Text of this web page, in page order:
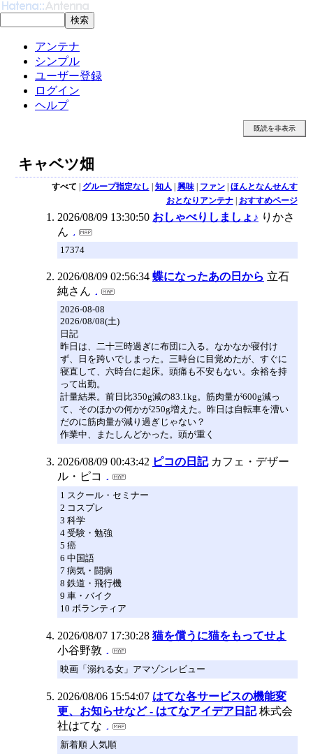
アンテナ
シンプル
ユーザー登録
ログイン
ヘルプ
既読を非表示
キャベツ畑
すべて グループ指定なし 知人 興味| ファン| ほんとなんせんす
おとなりアンテナ| おすすめページ
2026/08/09 13:30:50 おしゃべりしましょ♪ りかさ
ん
17374
2026/08/09 02:56:34 蝶になったあの日から 立石
純さん
2026-08-08
2026/08/08(土)
日記
昨日は、二十三時過ぎに布団に入る。なかなか寝付け
ず、日を跨いでしまった。三時台に目覚めたが、すぐに
寝直して、六時台に起床。頭痛も不安もない。余裕を持
って出勤。
計量結果。前日比350g減の83.1kg。筋肉量が600g減っ
て、そのほかの何かが250g増えた。昨日は自転車を漕い
だのに筋肉量が減り過ぎじゃない？
作業中、またしんどかった。頭が重く
2026/08/09 00:43:42 ピコの日記 カフェ・デザー
ル・ピコ
1 スクール・セミナー
2 コスプレ
3 科学
4 受験・勉強
5 癌
6 中国語
7 病気・闘病
8 鉄道・飛行機
9 車・バイク
10 ボランティア
2026/08/07 17:30:28 猫を償うに猫をもってせよ
小谷野敦
映画「溺れる女」アマゾンレビュー
2026/08/06 15:54:07 はてな各サービスの機能変
更、お知らせなど - はてなアイデア日記 株式会
社はてな
新着順 人気順